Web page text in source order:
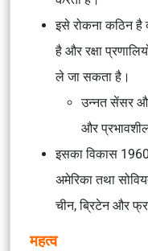
इसे रोकना कठिन है
है और रक्षा
ले जा सकता है।
उन्नत सेंसर
और
इसका विकास
अमेरिका तथा
चीन, ब्रिटेन और
महत्व